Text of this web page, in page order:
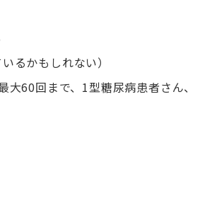
るかもしれない）
60回まで、1型糖尿病患者さん、